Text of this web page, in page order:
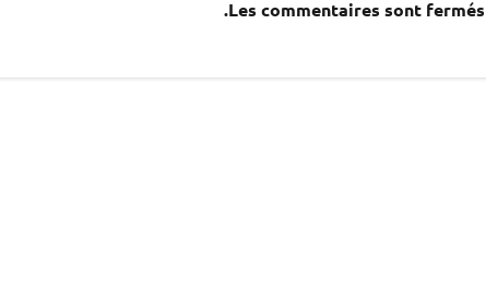
Les commentaires sont fermés.